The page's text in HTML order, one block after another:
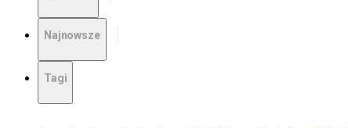
Najnowsze
Tagi